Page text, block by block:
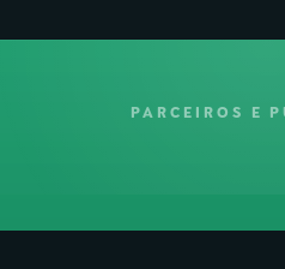
PARCEIROS E